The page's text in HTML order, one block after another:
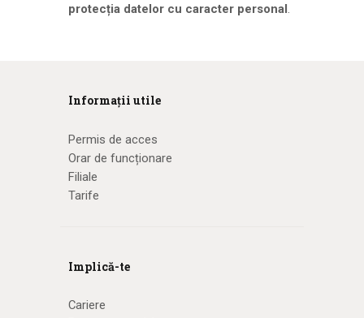
protecția datelor cu caracter personal.
Informații utile
Permis de acces
Orar de funcționare
Filiale
Tarife
Implică-te
Cariere